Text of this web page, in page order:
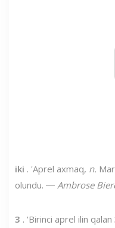
iki . 'Aprel axmaq, n.
olundu. ― Ambrose
3 . 'Birinci aprel ilin